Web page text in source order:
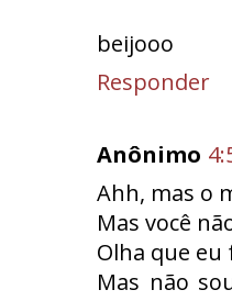
beijooo
Responder
Anônimo
Ahh, mas o
Mas você
Olha que eu
Mas não